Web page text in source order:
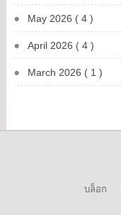
May 2026 ( 4 )
April 2026 ( 4 )
March 2026 ( 1 )
บล็อก